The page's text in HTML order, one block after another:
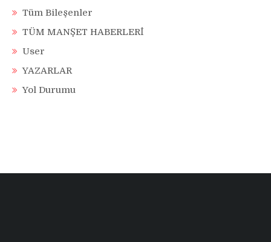
Tüm Bileşenler
TÜM MANŞET HABERLERİ
User
YAZARLAR
Yol Durumu